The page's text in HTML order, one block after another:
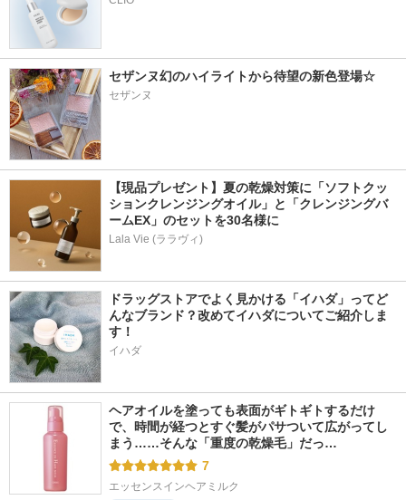
セザンヌ幻のハイライトから待望の新色登場☆
セザンヌ
【現品プレゼント】夏の乾燥対策に「ソフトクッ
ションクレンジングオイル」と「クレンジングバ
ームEX」のセットを30名様に
Lala Vie (ララヴィ)
ドラッグストアでよく見かける「イハダ」ってど
んなブランド？改めてイハダについてご紹介しま
す！
イハダ
ヘアオイルを塗っても表面がギトギトするだけ
で、時間が経つとすぐ髪がパサついて広がってし
まう……そんな「重度の乾燥毛」だっ…
7
エッセンスインヘアミルク